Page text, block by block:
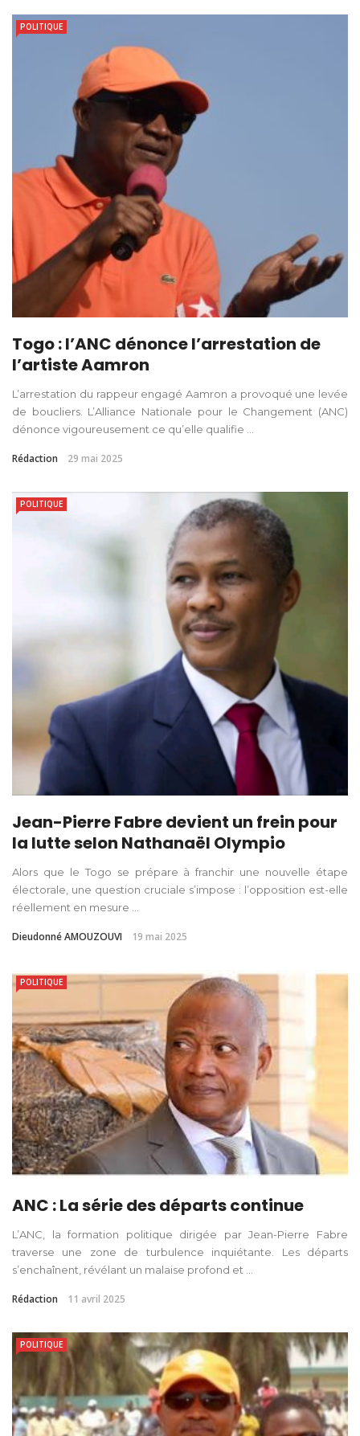
POLITIQUE
Togo : l’ANC dénonce l’arrestation de
l’artiste Aamron
L’arrestation du rappeur engagé Aamron a provoqué une levée
de boucliers. L’Alliance Nationale pour le Changement (ANC)
dénonce vigoureusement ce qu’elle qualifie ...
Rédaction 29 mai 2025
POLITIQUE
Jean-Pierre Fabre devient un frein pour
la lutte selon Nathanaël Olympio
Alors que le Togo se prépare à franchir une nouvelle étape
électorale, une question cruciale s’impose : l’opposition est-elle
réellement en mesure ...
Dieudonné AMOUZOUVI 19 mai 2025
POLITIQUE
ANC : La série des départs continue
L’ANC, la formation politique dirigée par Jean-Pierre Fabre
traverse une zone de turbulence inquiétante. Les départs
s’enchaînent, révélant un malaise profond et ...
Rédaction 11 avril 2025
POLITIQUE